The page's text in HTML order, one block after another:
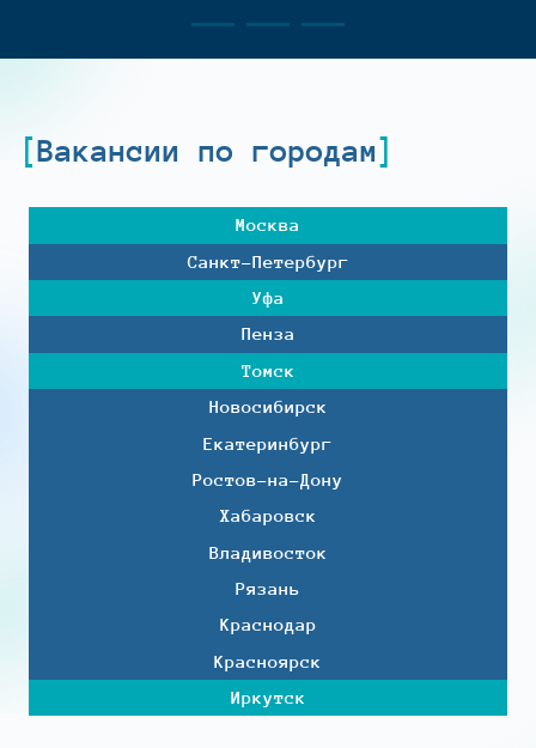
Вакансии по городам
Москва
Санкт-Петербург
Уфа
Пенза
Томск
Новосибирск
Екатеринбург
Ростов-на-Дону
Хабаровск
Владивосток
Рязань
Краснодар
Красноярск
Иркутск